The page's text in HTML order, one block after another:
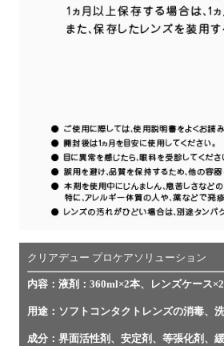
クリアデュー プロケアソリューション
内容：液剤：360ml×2本、レンズケース
用途：ソフトコンタクトレンズの消毒、
成分：界面活性剤、安定剤、等張化剤、